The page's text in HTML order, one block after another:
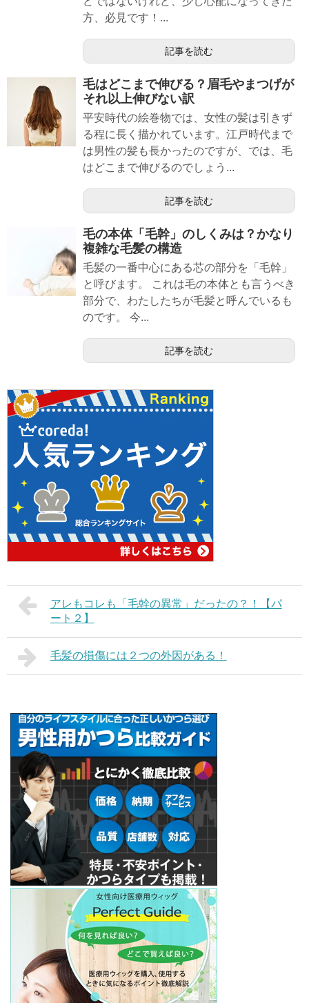
方、必見です！...
記事を読む
毛はどこまで伸びる？眉毛やまつげが
それ以上伸びない訳
平安時代の絵巻物では、女性の髪は引きず
る程に長く描かれています。江戸時代まで
は男性の髪も長かったのですが、では、毛
はどこまで伸びるのでしょう...
記事を読む
毛の本体「毛幹」のしくみは？かなり
複雑な毛髪の構造
毛髪の一番中心にある芯の部分を「毛幹」
と呼びます。 これは毛の本体とも言うべき
部分で、わたしたちが毛髪と呼んでいるも
のです。 今...
記事を読む
アレもコレも「毛幹の異常」だったの？！【パ
ート２】
毛髪の損傷には２つの外因がある！